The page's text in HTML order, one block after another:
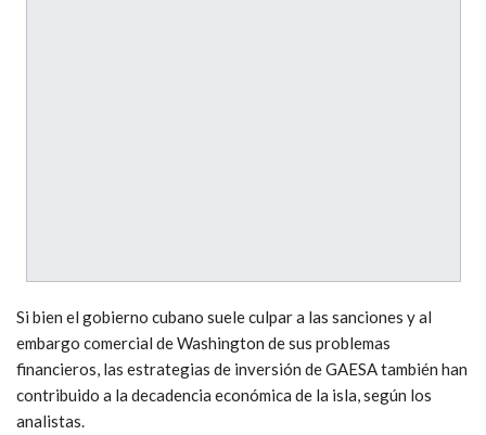
Si bien el gobierno cubano suele culpar a las sanciones y al
embargo comercial de Washington de sus problemas
financieros, las estrategias de inversión de GAESA también han
contribuido a la decadencia económica de la isla, según los
analistas.